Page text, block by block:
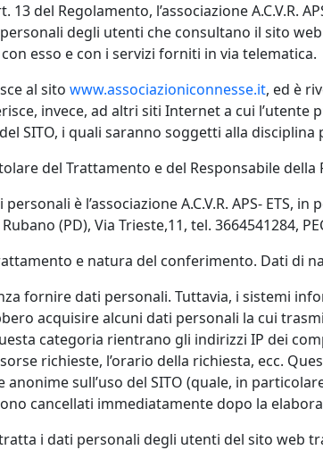
del Regolamento, l’associazione A.C.V.R.
degli utenti che consultano il sito web
esso e con i servizi forniti in via telematica.
al sito www.associazioniconnesse.it, ed è
invece, ad altri siti Internet a cui
SITO, i quali saranno soggetti alla disciplina
del Trattamento e del Responsabile della
è l’associazione A.C.V.R. APS- ETS,
(PD), Via Trieste,11, tel. 3664541284,
e natura del conferimento. Dati di
fornire dati personali. Tuttavia, i sistemi
acquisire alcuni dati personali la cui
categoria rientrano gli indirizzi IP dei
richieste, l’orario della richiesta, ecc.
sull’uso del SITO (quale, in
cancellati immediatamente dopo la
tratta i dati personali degli utenti del sito web